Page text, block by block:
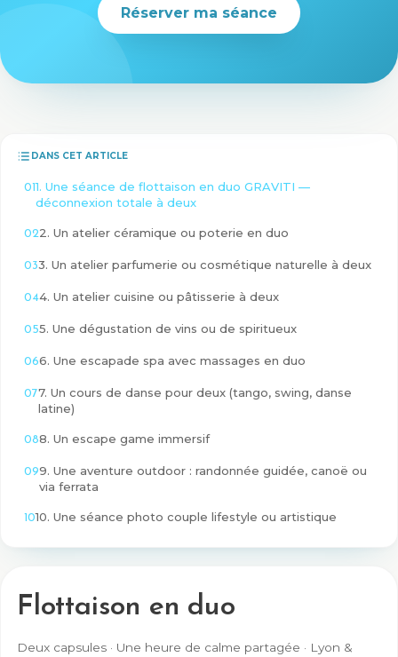
Réserver ma séance
DANS CET ARTICLE
1. Une séance de flottaison en duo GRAVITI —
déconnexion totale à deux
2. Un atelier céramique ou poterie en duo
3. Un atelier parfumerie ou cosmétique naturelle à deux
4. Un atelier cuisine ou pâtisserie à deux
5. Une dégustation de vins ou de spiritueux
6. Une escapade spa avec massages en duo
7. Un cours de danse pour deux (tango, swing, danse
latine)
8. Un escape game immersif
9. Une aventure outdoor : randonnée guidée, canoë ou
via ferrata
10. Une séance photo couple lifestyle ou artistique
Flottaison en duo
Deux capsules · Une heure de calme partagée · Lyon &